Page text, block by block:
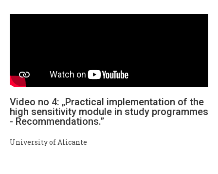
Video no 4: „Practical implementation of the
high sensitivity module in study programmes
- Recommendations.”
University of Alicante